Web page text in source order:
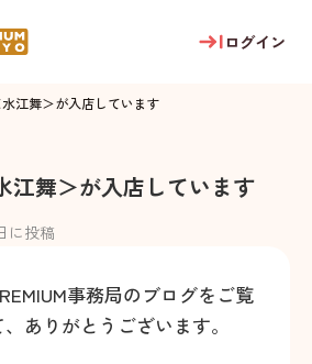
ログイン
江舞＞が入店しています
江舞＞が入店しています
に投稿
事務局のブログをご覧
ありがとうございます。